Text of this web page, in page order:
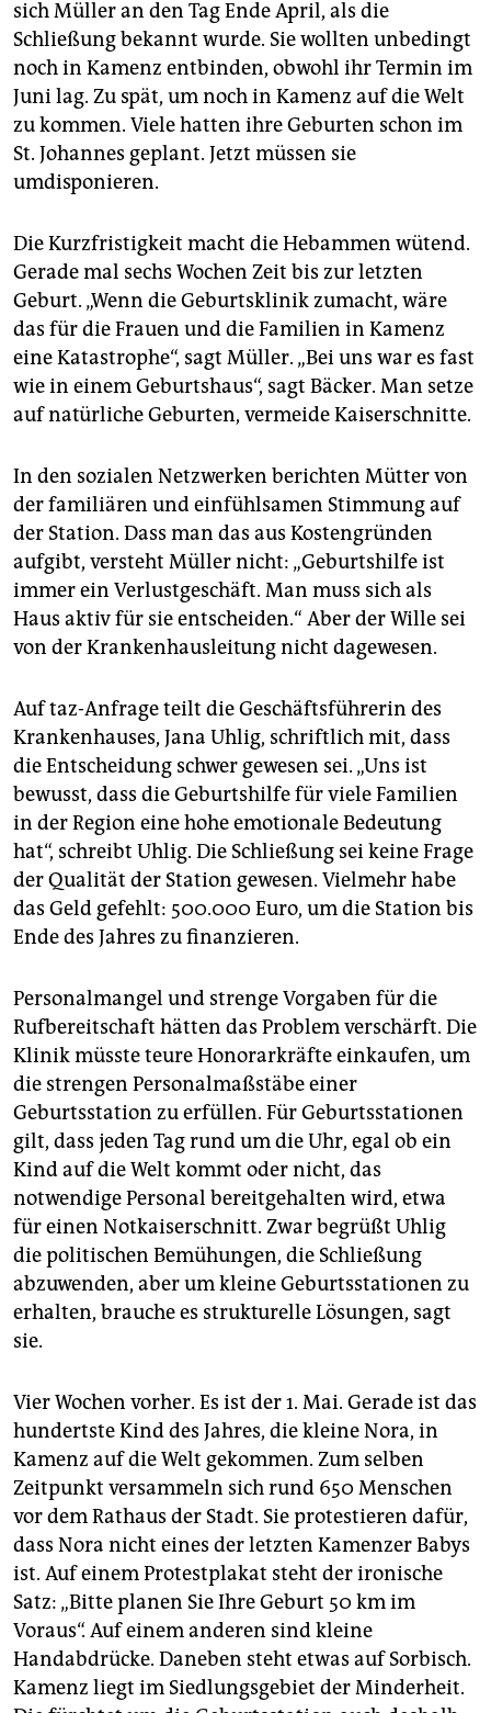
sich Müller an den Tag Ende April, als die
Schließung bekannt wurde. Sie wollten unbedingt
noch in Kamenz entbinden, obwohl ihr Termin im
Juni lag. Zu spät, um noch in Kamenz auf die Welt
zu kommen. Viele hatten ihre Geburten schon im
St. Johannes geplant. Jetzt müssen sie
umdisponieren.
Die Kurzfristigkeit macht die Hebammen wütend.
Gerade mal sechs Wochen Zeit bis zur letzten
Geburt. „Wenn die Geburtsklinik zumacht, wäre
das für die Frauen und die Familien in Kamenz
eine Katastrophe“, sagt Müller. „Bei uns war es fast
wie in einem Geburtshaus“, sagt Bäcker. Man setze
auf natürliche Geburten, vermeide Kaiserschnitte.
In den sozialen Netzwerken berichten Mütter von
der familiären und einfühlsamen Stimmung auf
der Station. Dass man das aus Kostengründen
aufgibt, versteht Müller nicht: „Geburtshilfe ist
immer ein Verlustgeschäft. Man muss sich als
Haus aktiv für sie entscheiden.“ Aber der Wille sei
von der Krankenhausleitung nicht dagewesen.
Auf taz-Anfrage teilt die Geschäftsführerin des
Krankenhauses, Jana Uhlig, schriftlich mit, dass
die Entscheidung schwer gewesen sei. „Uns ist
bewusst, dass die Geburtshilfe für viele Familien
in der Region eine hohe emotionale Bedeutung
hat“, schreibt Uhlig. Die Schließung sei keine Frage
der Qualität der Station gewesen. Vielmehr habe
das Geld gefehlt: 500.000 Euro, um die Station bis
Ende des Jahres zu finanzieren.
Personalmangel und strenge Vorgaben für die
Rufbereitschaft hätten das Problem verschärft. Die
Klinik müsste teure Honorarkräfte einkaufen, um
die strengen Personalmaßstäbe einer
Geburtsstation zu erfüllen. Für Geburtsstationen
gilt, dass jeden Tag rund um die Uhr, egal ob ein
Kind auf die Welt kommt oder nicht, das
notwendige Personal bereitgehalten wird, etwa
für einen Notkaiserschnitt. Zwar begrüßt Uhlig
die politischen Bemühungen, die Schließung
abzuwenden, aber um kleine Geburtsstationen zu
erhalten, brauche es strukturelle Lösungen, sagt
sie.
Vier Wochen vorher. Es ist der 1. Mai. Gerade ist das
hundertste Kind des Jahres, die kleine Nora, in
Kamenz auf die Welt gekommen. Zum selben
Zeitpunkt versammeln sich rund 650 Menschen
vor dem Rathaus der Stadt. Sie protestieren dafür,
dass Nora nicht eines der letzten Kamenzer Babys
ist. Auf einem Protestplakat steht der ironische
Satz: „Bitte planen Sie Ihre Geburt 50 km im
Voraus“. Auf einem anderen sind kleine
Handabdrücke. Daneben steht etwas auf Sorbisch.
Kamenz liegt im Siedlungsgebiet der Minderheit.